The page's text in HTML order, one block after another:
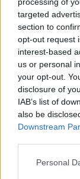
targeted
section to
opt-out request
interest-based
us or personal
your opt-out.
disclosure of
IAB’s list of
also be
Downstream
Personal
Νέα άφιξη
λέμβο στον
7 Αυγούστου, 2026
TRENDING
ΓΟΝΙΚΕΣ
ΑΕΡΟΔΡΟΜΙΟ